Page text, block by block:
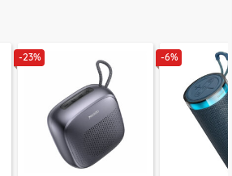
-23% -6%